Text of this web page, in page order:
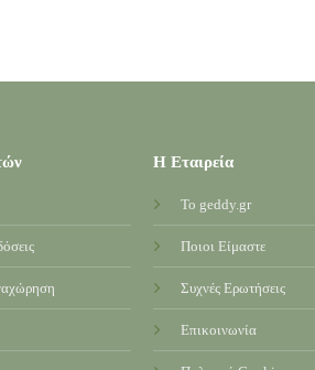
Η Εταιρεία
Το geddy.gr
Ποιοι Είμαστε
Συχνές Ερωτήσεις
Επικοινωνία